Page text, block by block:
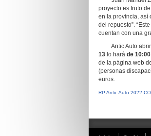
proyecto es fruto
en la provincia, así
del repuesto”.
cuentan con una
Antic Auto
13 lo hará de
de la página web
(personas
euros.
RP Antic Auto 2022